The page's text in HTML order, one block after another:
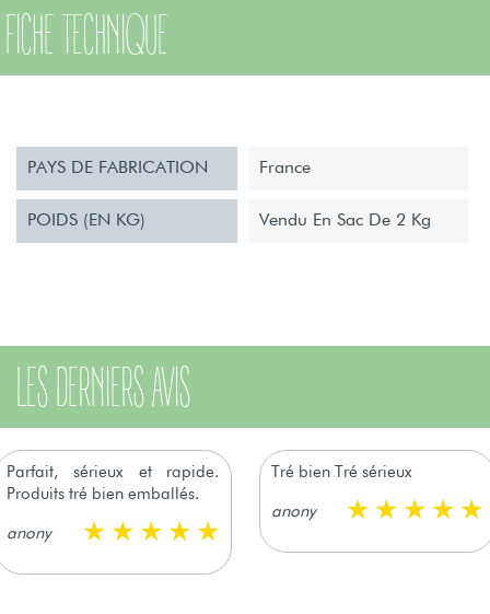
FICHE TECHNIQUE
PAYS DE FABRICATION France
POIDS (EN KG) Vendu En Sac De 2 Kg
LES DERNIERS AVIS
Parfait, sérieux et rapide.
Produits tré bien emballés.
anony
Tré bien Tré sérieux
anony